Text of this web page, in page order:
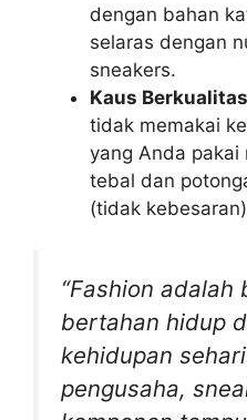
dengan bahan
selaras dengan
sneakers.
Kaus
tidak memakai
yang Anda pakai
tebal dan
(tidak
“Fashion adalah
bertahan hidup
kehidupan
pengusaha,